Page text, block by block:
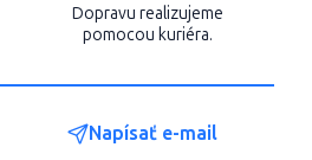
Dopravu realizujeme
pomocou kuriéra.
Napísať e-mail